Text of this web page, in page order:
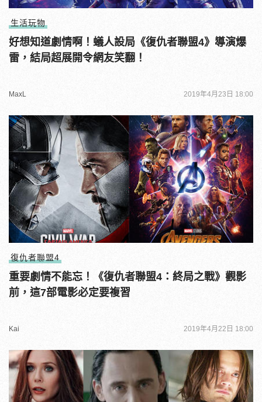
生活玩物
好想知道劇情啊！蟻人設局《復仇者聯盟4》導演爆
雷，結局超展開令網友笑翻！
MaxL 2019年4月23日 18:00
復仇者聯盟4
重要劇情不能忘！《復仇者聯盟4：終局之戰》觀影
前，這7部電影必定要複習
Kai 2019年4月22日 18:00